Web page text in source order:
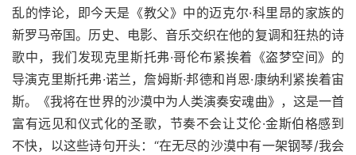
乱的悖论，即今天是《教父》中的迈克尔·科里昂的家族的
新罗马帝国。历史、电影、音乐交织在他的复调和狂热的诗
歌中，我们发现克里斯托弗·哥伦布紧挨着《盗梦空间》的
导演克里斯托弗·诺兰，詹姆斯·邦德和肖恩·康纳利紧挨着宙
斯。《我将在世界的沙漠中为人类演奏安魂曲》，这是一首
富有远见和仪式化的圣歌，节奏不会让艾伦·金斯伯格感到
不快，以这些诗句开头：“在无尽的沙漠中有一架钢琴/我会